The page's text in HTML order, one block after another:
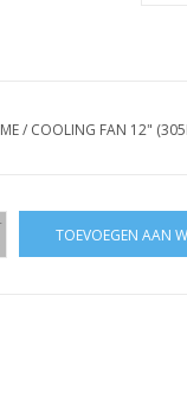
/ COOLING FAN 12"
TOEVOEGEN AAN